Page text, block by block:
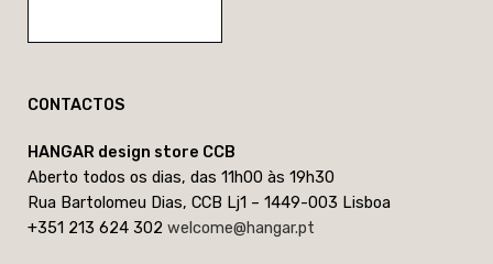
CONTACTOS
HANGAR design store CCB
Aberto todos os dias, das 11h00 às 19h30
Rua Bartolomeu Dias, CCB Lj1 – 1449-003 Lisboa
+351 213 624 302 welcome@hangar.pt